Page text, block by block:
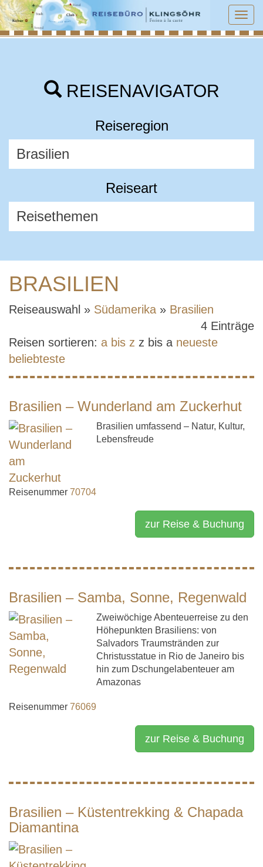
REISENAVIGATOR
Reiseregion
Reiseart
BRASILIEN
Reiseauswahl » Südamerika » Brasilien
4 Einträge
Reisen sortieren: a bis z z bis a neueste
beliebteste
Brasilien – Wunderland am Zuckerhut
Brasilien umfassend – Natur, Kultur,
Lebensfreude
Reisenummer 70704
zur Reise & Buchung
Brasilien – Samba, Sonne, Regenwald
Zweiwöchige Abenteuerreise zu den
Höhepunkten Brasiliens: von
Salvadors Traumstränden zur
Christusstatue in Rio de Janeiro bis
hin zum Dschungelabenteuer am
Amazonas
Reisenummer 76069
zur Reise & Buchung
Brasilien – Küstentrekking & Chapada
Diamantina